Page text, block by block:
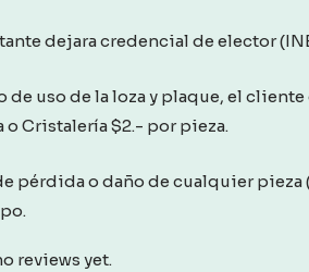
dejara credencial de elector
de uso de la loza y plaque, el
o Cristalería $2.- por pieza.
pérdida o daño de cualquier
reviews yet.